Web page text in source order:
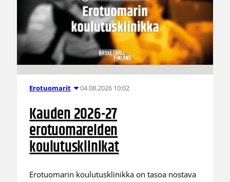
Erotuomarit 04.08.2026 10:02
Kauden 2026-27
erotuomareiden
koulutusklinikat
Erotuomarin koulutusklinikka on tasoa nostava